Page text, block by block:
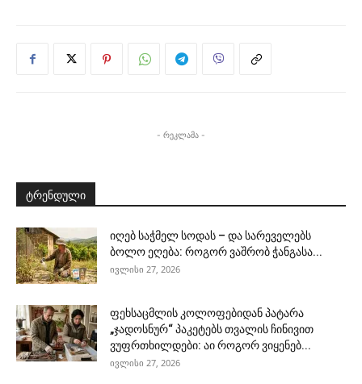
- რეკლამა -
ტრენდული
იღებ საჭმელ სოდას – და სარეველებს
ბოლო ეღება: როგორ ვაშრობ ჭანგასა...
ივლისი 27, 2026
ფეხსაცმლის კოლოფებიდან პატარა
„ჯადოსნურ“ პაკეტებს თვალის ჩინივით
ვუფრთხილდები: აი როგორ ვიყენებ...
ივლისი 27, 2026